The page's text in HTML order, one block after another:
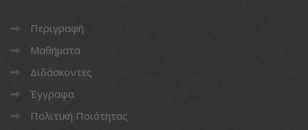
Περιγραφή
Μαθήματα
Διδάσκοντες
Έγγραφα
Πολιτική Ποιότητας